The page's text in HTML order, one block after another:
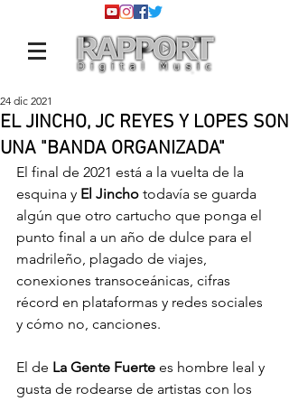
EL JINCHO, JC REYES Y LOPES SON
UNA "BANDA ORGANIZADA"
24 dic 2021
El final de 2021 está a la vuelta de la
esquina y El Jincho todavía se guarda
algún que otro cartucho que ponga el
punto final a un año de dulce para el
madrileño, plagado de viajes,
conexiones transoceánicas, cifras
récord en plataformas y redes sociales
y cómo no, canciones.
El de La Gente Fuerte es hombre leal y
gusta de rodearse de artistas con los